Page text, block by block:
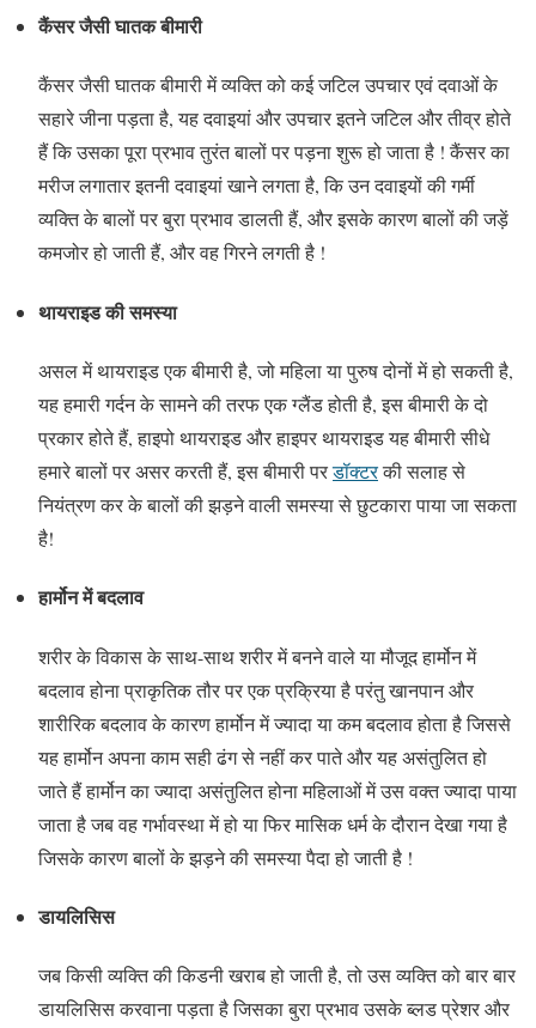
कैंसर जैसी घातक बीमारी
कैंसर जैसी घातक बीमारी में व्यक्ति को कई जटिल उपचार एवं दवाओं के
सहारे जीना पड़ता है, यह दवाइयां और उपचार इतने जटिल और तीव्र होते
हैं कि उसका पूरा प्रभाव तुरंत बालों पर पड़ना शुरू हो जाता है ! कैंसर का
मरीज लगातार इतनी दवाइयां खाने लगता है, कि उन दवाइयों की गर्मी
व्यक्ति के बालों पर बुरा प्रभाव डालती हैं, और इसके कारण बालों की जड़ें
कमजोर हो जाती हैं, और वह गिरने लगती है !
थायराइड की समस्या
असल में थायराइड एक बीमारी है, जो महिला या पुरुष दोनों में हो सकती है,
यह हमारी गर्दन के सामने की तरफ एक ग्लैंड होती है, इस बीमारी के दो
प्रकार होते हैं, हाइपो थायराइड और हाइपर थायराइड यह बीमारी सीधे
हमारे बालों पर असर करती हैं, इस बीमारी परडॉक्टरकी सलाह से
नियंत्रण कर के बालों की झड़ने वाली समस्या से छुटकारा पाया जा सकता
है!
हार्मोन में बदलाव
शरीर के विकास के साथ-साथ शरीर में बनने वाले या मौजूद हार्मोन में
बदलाव होना प्राकृतिक तौर पर एक प्रक्रिया है परंतु खानपान और
शारीरिक बदलाव के कारण हार्मोन में ज्यादा या कम बदलाव होता है जिससे
यह हार्मोन अपना काम सही ढंग से नहीं कर पाते और यह असंतुलित हो
जाते हैं हार्मोन का ज्यादा असंतुलित होना महिलाओं में उस वक्त ज्यादा पाया
जाता है जब वह गर्भावस्था में हो या फिर मासिक धर्म के दौरान देखा गया है
जिसके कारण बालों के झड़ने की समस्या पैदा हो जाती है !
डायलिसिस
जब किसी व्यक्ति की किडनी खराब हो जाती है, तो उस व्यक्ति को बार बार
डायलिसिस करवाना पड़ता है जिसका बुरा प्रभाव उसके ब्लड प्रेशर और